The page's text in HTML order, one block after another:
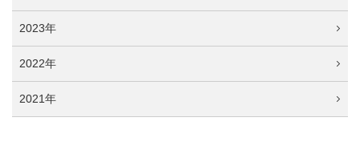
2023年
2022年
2021年